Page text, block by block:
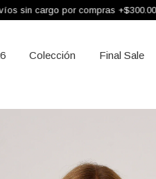
por compras +$300.000 3 y 6
Colección Final Sale